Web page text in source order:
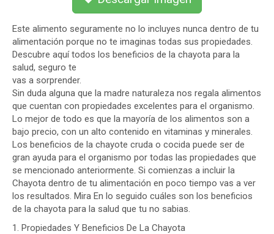
Este alimento seguramente no lo incluyes nunca dentro de tu
alimentación porque no te imaginas todas sus propiedades.
Descubre aquí todos los beneficios de la chayota para la
salud, seguro te
vas a sorprender.
Sin duda alguna que la madre naturaleza nos regala alimentos
que cuentan con propiedades excelentes para el organismo.
Lo mejor de todo es que la mayoría de los alimentos son a
bajo precio, con un alto contenido en vitaminas y minerales.
Los beneficios de la chayote cruda o cocida puede ser de
gran ayuda para el organismo por todas las propiedades que
se mencionado anteriormente. Si comienzas a incluir la
Chayota dentro de tu alimentación en poco tiempo vas a ver
los resultados. Mira En lo seguido cuáles son los beneficios
de la chayota para la salud que tu no sabias.
1. Propiedades Y Beneficios De La Chayota